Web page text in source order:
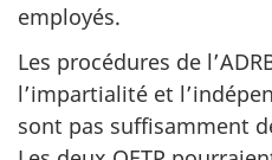
employés.
Les procédures de
l’impartialité et
sont pas suffisamment